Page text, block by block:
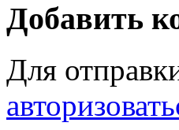
Добавить
Для